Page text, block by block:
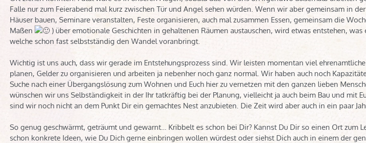
Falle nur zum Feierabend mal kurz zwischen Tür und Angel sehen würden. Wenn wir aber gemeinsam in
Häuser bauen, Seminare veranstalten, Feste organisieren, auch mal zusammen Essen, gemeinsam die
Maßen
) über emotionale Geschichten in gehaltenen Räumen austauschen, wird etwas entstehen,
welche schon fast selbstständig den Wandel voranbringt.
Wichtig ist uns auch, dass wir gerade im Entstehungsprozess sind. Wir leisten momentan viel
planen, Gelder zu organisieren und arbeiten ja nebenher noch ganz normal. Wir haben auch noch
Suche nach einer Übergangslösung zum Wohnen und Euch hier zu vernetzen mit den ganzen lieben
wünschen wir uns Selbständigkeit in der Ihr tatkräftig bei der Planung, vielleicht ja auch beim Bau und mit
sind wir noch nicht an dem Punkt Dir ein gemachtes Nest anzubieten. Die Zeit wird aber auch in ein paar
So genug geschwärmt, geträumt und gewarnt… Kribbelt es schon bei Dir? Kannst Du Dir so einen Ort zum
schon konkrete Ideen, wie Du Dich gerne einbringen wollen würdest oder siehst Dich auch in einem der